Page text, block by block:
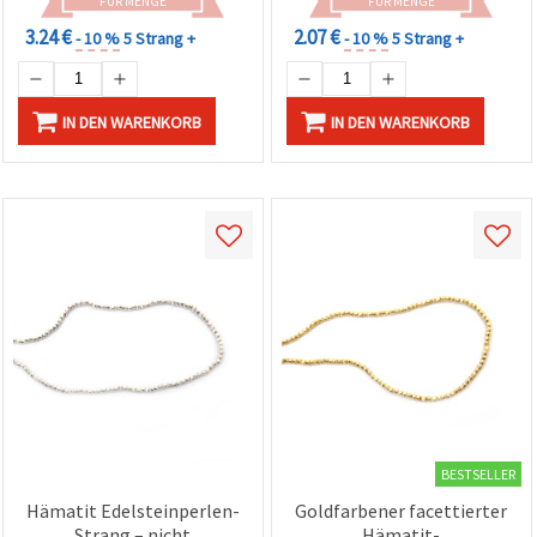
3.24 €- 10 %5 Strang +
IN DEN WARENKORB
2.07 €- 10 %5 Strang +
IN DEN WARENKORB
Hämatit Edelsteinperlen-
BESTSELLER
Goldfarbener facettierter